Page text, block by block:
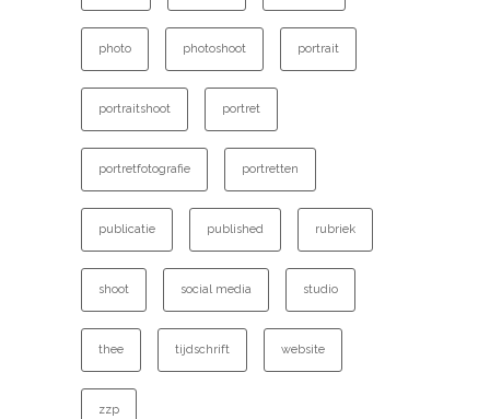
photo photoshoot portrait
portraitshoot portret
portretfotografie portretten
publicatie published rubriek
shoot social media studio
thee tijdschrift website
zzp